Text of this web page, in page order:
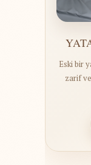
Eski bir
zarif